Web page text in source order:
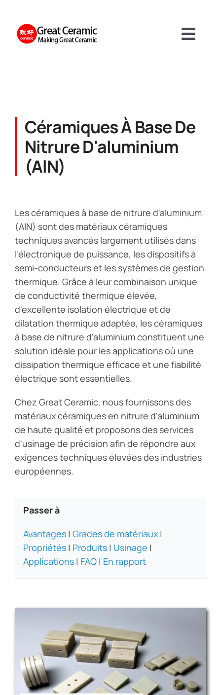
content
Services
Blog
Nous contacter
Get Instant Quote
Céramiques À Base De
Nitrure D'aluminium
(AlN)
Les céramiques à base de nitrure d'aluminium
(AlN) sont des matériaux céramiques
techniques avancés largement utilisés dans
l'électronique de puissance, les dispositifs à
semi-conducteurs et les systèmes de gestion
thermique. Grâce à leur combinaison unique
de conductivité thermique élevée,
d'excellente isolation électrique et de
dilatation thermique adaptée, les céramiques
à base de nitrure d'aluminium constituent une
solution idéale pour les applications où une
dissipation thermique efficace et une fiabilité
électrique sont essentielles.
Chez Great Ceramic, nous fournissons des
matériaux céramiques en nitrure d'aluminium
de haute qualité et proposons des services
d'usinage de précision afin de répondre aux
exigences techniques élevées des industries
européennes.
Passer à
Avantages |Grades de matériaux |
Propriétés | Produits | Usinage |
Applications | FAQ | En rapport